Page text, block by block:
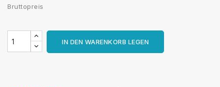
Bruttopreis
IN DEN WARENKORB LEGEN